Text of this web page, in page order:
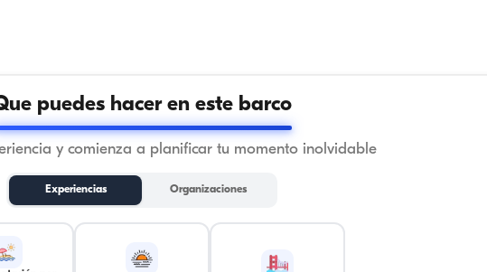
puedes hacer en este barco
y comienza a planificar tu momento inolvidable
Experiencias Organizaciones